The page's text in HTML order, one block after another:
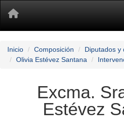
Inicio Composición
Diputados y
Olivia Estévez Santana
Excma.
Estévez